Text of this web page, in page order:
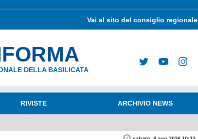
Vai al sito del consiglio regionale
DELLA BASILICATA
RIVISTE ARCHIVIO NEWS